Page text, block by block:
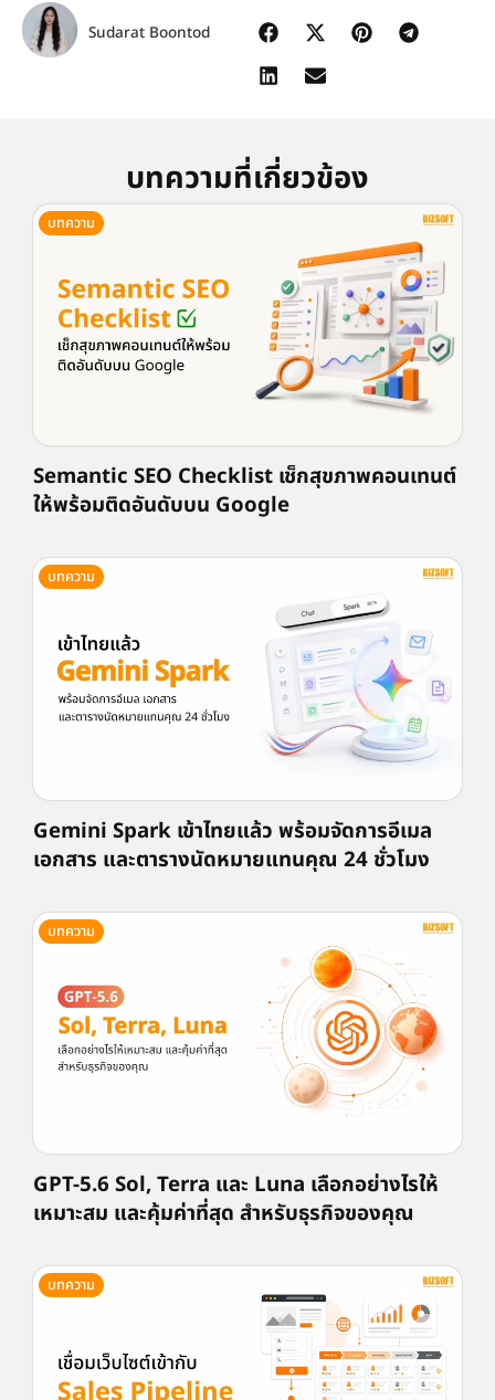
Sudarat Boontod
บทความที่เกี่ยวข้อง
บทความ
Semantic SEO Checklist เช็กสุขภาพคอนเทนต์
ให้พร้อมติดอันดับบน Google
บทความ
Gemini Spark เข้าไทยแล้ว พร้อมจัดการอีเมล
เอกสาร และตารางนัดหมายแทนคุณ 24 ชั่วโมง
บทความ
GPT-5.6 Sol, Terra และ Luna เลือกอย่างไรให้
เหมาะสม และคุ้มค่าที่สุด สำหรับธุรกิจของคุณ
บทความ